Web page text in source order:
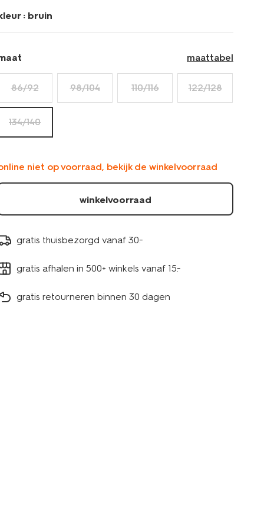
: bruin
maattabel
86/92 98/104 110/116 122/128
134/140
niet op voorraad, bekijk de winkelvoorraad
winkelvoorraad
gratis thuisbezorgd vanaf 30.-
gratis afhalen in 500+ winkels vanaf 15.-
gratis retourneren binnen 30 dagen